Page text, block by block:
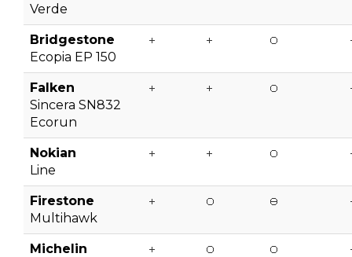
Verde
Bridgestone
Ecopia EP 150
Falken
Sincera SN832
Ecorun
Nokian
Line
Firestone
Multihawk
Michelin